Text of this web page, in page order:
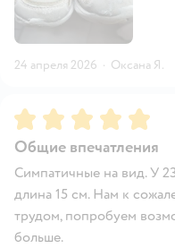
24 апреля 2026 · Оксана Я.
Рейтинг:5
Общие впечатления
Симпатичные на вид. У
длина 15 см. Нам к
трудом, попробуем
больше.